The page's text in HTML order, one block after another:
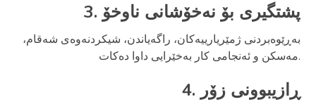
3. پشتگیری بۆ نەخۆشانی ناوخۆ
بەڕێوەبردنی ژمێریارییەکان، راگەیاندن، شیکردنەوەی شەقام،
مەسکن و ئەنجامی کار بەخێرایی داوا دەکات.
4. ڕازیبوونی زۆر